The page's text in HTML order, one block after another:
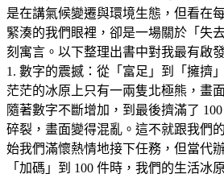
是在講氣候變遷與環境生態，但看在
緊湊的我們眼裡，卻是一場關於「失
刻寓言。以下整理出書中對我最有啟
1. 數字的震撼：從「富足」到「擁擠
茫茫的冰原上只有一兩隻北極熊，畫
隨著數字不斷增加，到最後擠滿了
碎裂，畫面變得混亂。這不就跟我們
始我們滿懷熱情地接下任務，但當代
「加碼」到 100 件時，我們的生活冰